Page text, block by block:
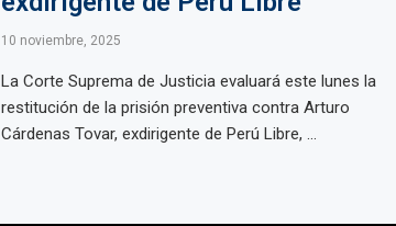
10 noviembre, 2025
La Corte Suprema de Justicia evaluará este lunes la
restitución de la prisión preventiva contra Arturo
Cárdenas Tovar, exdirigente de Perú Libre, ...